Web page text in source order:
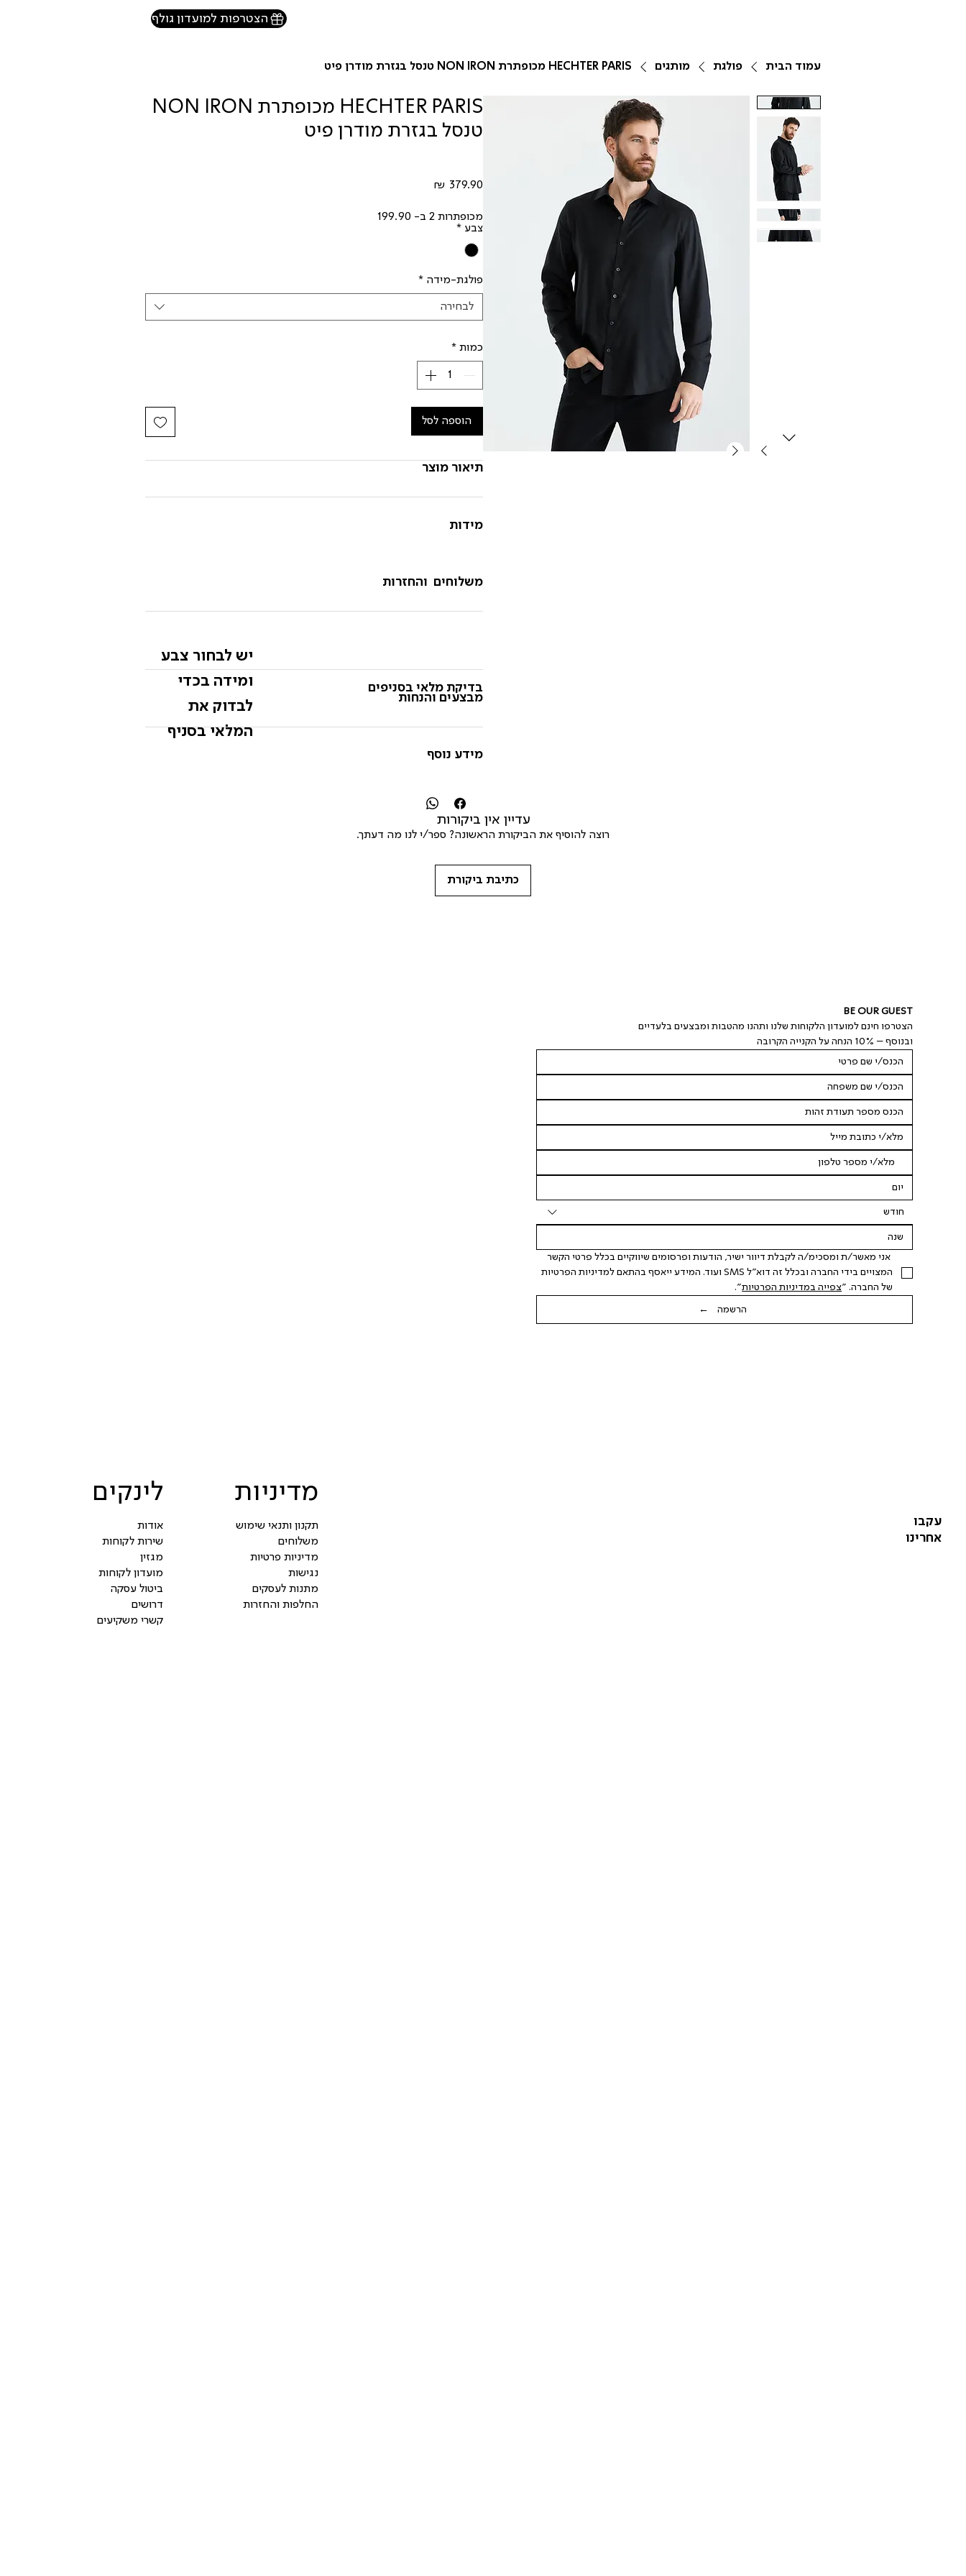
הצטרפות למועדון גולף
עמוד הבית פולגת מותגים HECHTER PARIS מכופתרת NON IRON טנסל בגזרת מודרן פיט
HECHTER PARIS מכופתרת NON IRON
טנסל בגזרת מודרן פיט
מכופתרות 2 ב- 199.90
צבע *
פולגת-מידה *
לבחירה
כמות *
הוספה לסל
תיאור מוצר
מידות
משלוחים והחזרות
יש לבחור צבע
ומידה בכדי
לבדוק את
המלאי בסניף
בדיקת מלאי בסניפים
מבצעים והנחות
מידע נוסף
עדיין אין ביקורות
רוצה להוסיף את הביקורת הראשונה? ספר/י לנו מה דעתך.
כתיבת ביקורת
מדיניות
תקנון ותנאי שימוש
משלוחים
מדיניות פרטיות
נגישות
מתנות לעסקים
החלפות והחזרות
לינקים
אודות
שירות לקוחות
מגזין
מועדון לקוחות
ביטול עסקה
דרושים
קשרי משקיעים
עקבו
אחרינו
BE OUR GUEST
הצטרפו חינם למועדון הלקוחות שלנו ותהנו מהטבות ומבצעים בלעדיים
ובנוסף – 10% הנחה על הקנייה הקרובה
חודש
אני מאשר/ת ומסכימ/ה לקבלת דיוור ישיר, הודעות ופרסומים שיווקיים בכלל פרטי הקשר
המצויים בידי החברה ובכלל זה דוא"ל SMS ועוד. המידע ייאסף בהתאם למדיניות הפרטיות
של החברה. "צפייה במדיניות הפרטיות".
הרשמה ←